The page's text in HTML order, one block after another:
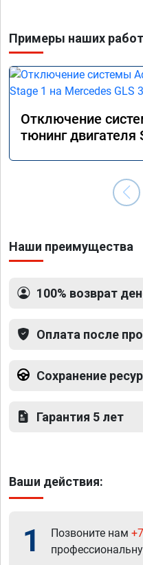
Примеры наших работ
Отключение
тюнинг двигателя
Наши преимущества
100% возврат
Оплата после
Сохранение
Гарантия 5 лет
Ваши действия:
1 Позвоните нам